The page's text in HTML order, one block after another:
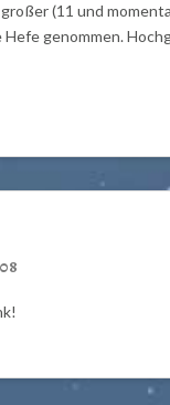
(11 und
Hefe genommen.